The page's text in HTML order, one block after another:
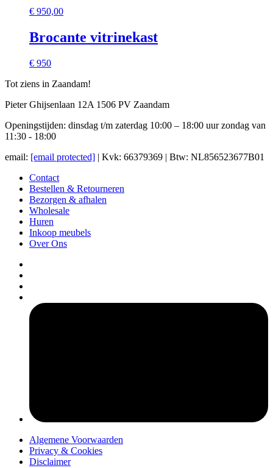
€ 950,00
Brocante vitrinekast
€ 950
Tot ziens in Zaandam!
Pieter Ghijsenlaan 12A 1506 PV Zaandam
Openingstijden: dinsdag t/m zaterdag 10:00 – 18:00 uur zondag van
11:30 - 18:00
email: [email protected] | Kvk: 66379369 | Btw: NL856523677B01
Contact
Bestellen & Retourneren
Bezorgen & afhalen
Wholesale
Huren
Inkoop meubels
Over Ons
Algemene Voorwaarden
Privacy & Cookies
Disclaimer